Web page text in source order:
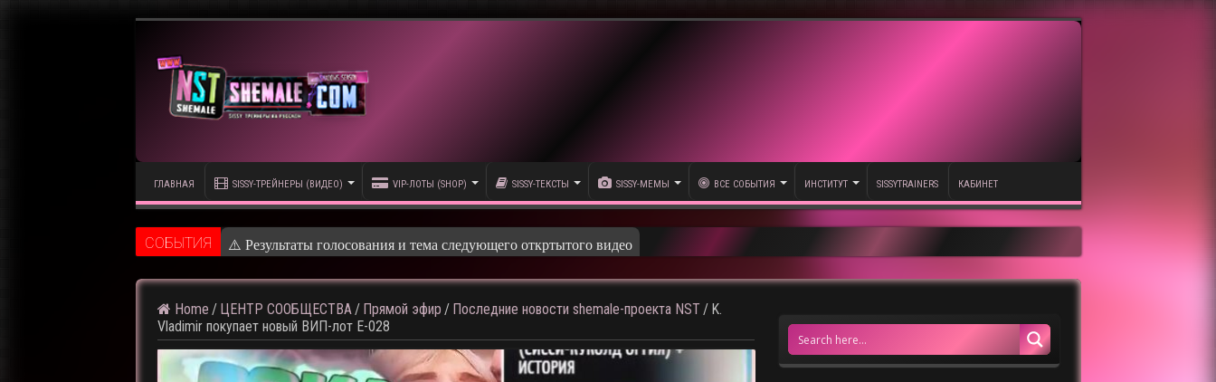
ГЛАВНАЯ SISSY-ТРЕЙНЕРЫ (ВИДЕО) VIP-ЛОТЫ (SHOP) SISSY-ТЕКСТЫ SISSY-МЕМЫ ВСЕ СОБЫТИЯ ИНСТИТУТ SISSYTRAINERS КАБИНЕТ
CОБЫТИЯ ⚠️ Результаты голосования и т
Home / ЦЕНТР СООБЩЕСТВА / Прямой эфир / Последние новости shemale-проекта NST / K.
Vladimir покупает новый ВИП-лот E-028